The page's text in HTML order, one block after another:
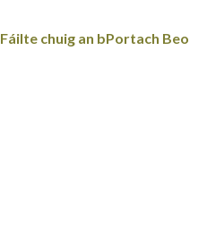
Fáilte chuig an bPortach Beo